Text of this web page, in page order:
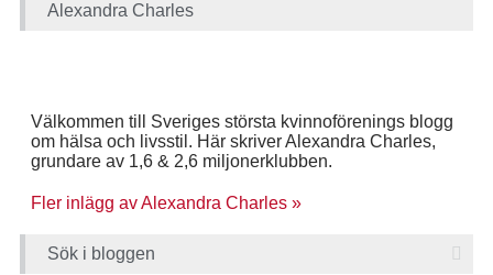
Alexandra Charles
Välkommen till Sveriges största kvinnoförenings blogg
om hälsa och livsstil. Här skriver Alexandra Charles,
grundare av 1,6 & 2,6 miljonerklubben.
Fler inlägg av Alexandra Charles »
Sök i bloggen